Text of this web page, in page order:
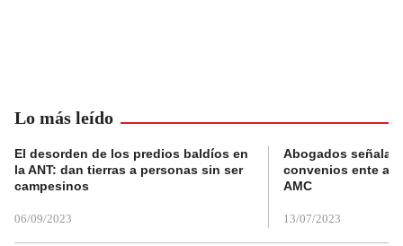
Lo más leído
El desorden de los predios baldíos en
la ANT: dan tierras a personas sin ser
campesinos
06/09/2023
Abogados
convenios ente
AMC
13/07/2023